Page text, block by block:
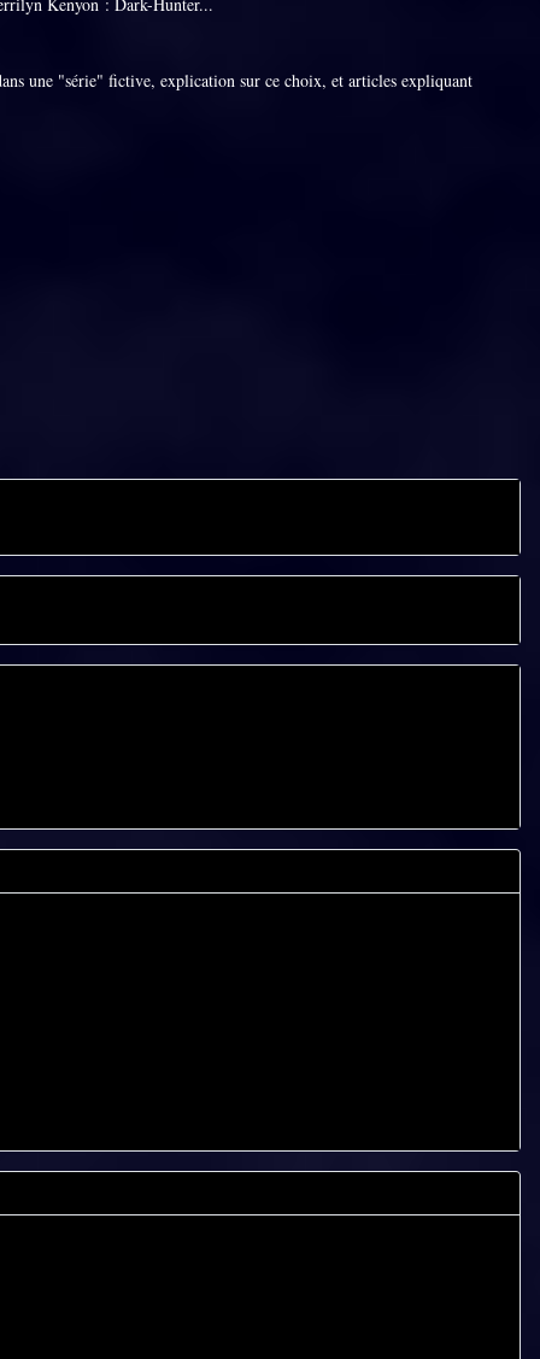
une "série" fictive, explication sur ce choix, et articles expliquant